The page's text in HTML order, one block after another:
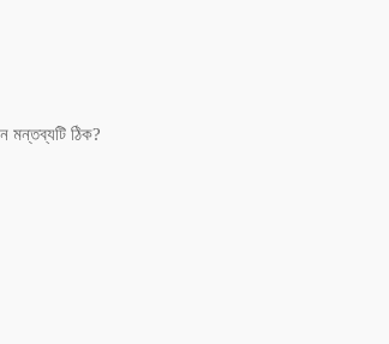
মন্তব্যটি ঠিক?